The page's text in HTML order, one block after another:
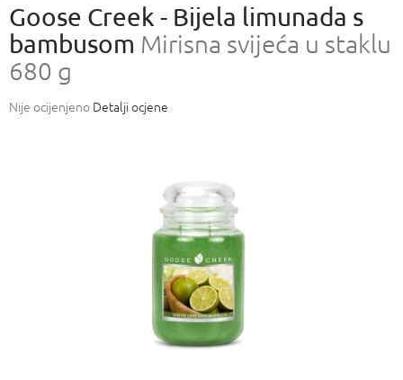
Goose Creek - Bijela limunada s
bambusom Mirisna svijeća u staklu
680 g
Prosječna
Nije ocijenjeno Detalji ocjene